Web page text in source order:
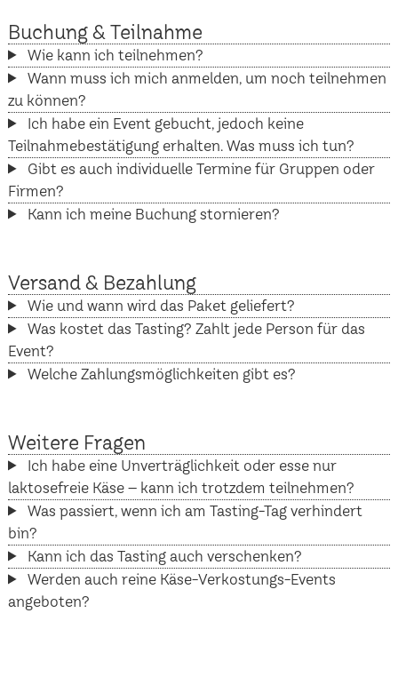
Buchung & Teilnahme
Wie kann ich teilnehmen?
Wann muss ich mich anmelden, um noch teilnehmen
zu können?
Ich habe ein Event gebucht, jedoch keine
Teilnahmebestätigung erhalten. Was muss ich tun?
Gibt es auch individuelle Termine für Gruppen oder
Firmen?
Kann ich meine Buchung stornieren?
Versand & Bezahlung
Wie und wann wird das Paket geliefert?
Was kostet das Tasting? Zahlt jede Person für das
Event?
Welche Zahlungsmöglichkeiten gibt es?
Weitere Fragen
Ich habe eine Unverträglichkeit oder esse nur
laktosefreie Käse – kann ich trotzdem teilnehmen?
Was passiert, wenn ich am Tasting-Tag verhindert
bin?
Kann ich das Tasting auch verschenken?
Werden auch reine Käse-Verkostungs-Events
angeboten?